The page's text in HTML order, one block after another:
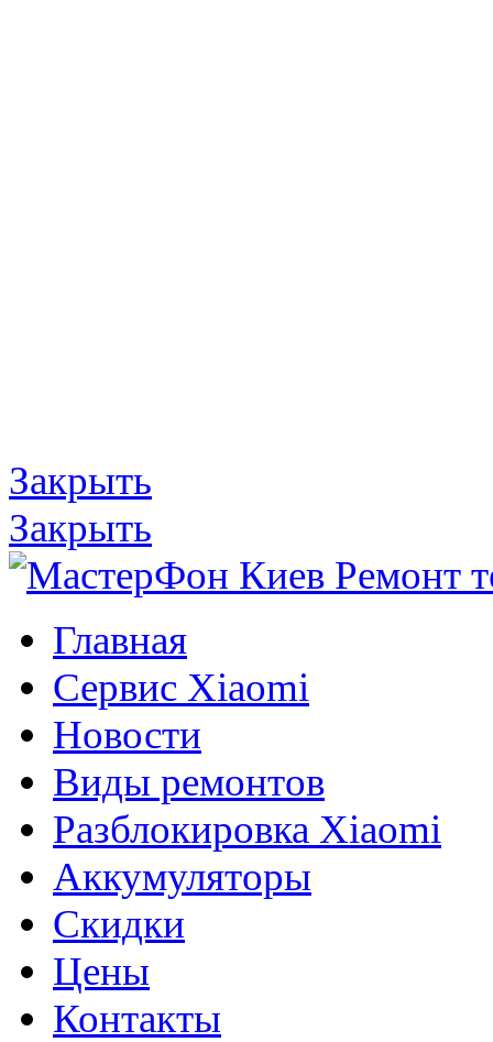
Закрыть
Закрыть
Главная
Сервис Xiaomi
Новости
Виды ремонтов
Разблокировка Xiaomi
Аккумуляторы
Скидки
Цены
Контакты